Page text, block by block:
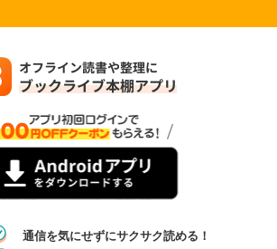
通信を気にせずにサクサク読める！